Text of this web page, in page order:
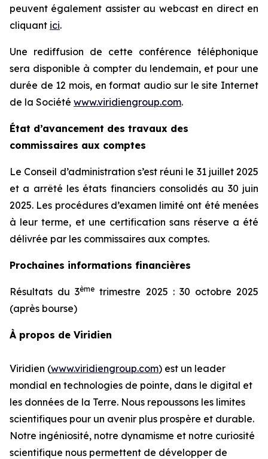
peuvent également assister au webcast en direct en
cliquant ici.
Une rediffusion de cette conférence téléphonique
sera disponible à compter du lendemain, et pour une
durée de 12 mois, en format audio sur le site Internet
de la Société www.viridiengroup.com.
État d’avancement des travaux des
commissaires aux comptes
Le Conseil d’administration s’est réuni le 31 juillet 2025
et a arrêté les états financiers consolidés au 30 juin
2025. Les procédures d’examen limité ont été menées
à leur terme, et une certification sans réserve a été
délivrée par les commissaires aux comptes.
Prochaines informations financières
Résultats du 3ème trimestre 2025 : 30 octobre 2025
(après bourse)
À propos de Viridien
Viridien (www.viridiengroup.com) est un leader
mondial en technologies de pointe, dans le digital et
les données de la Terre. Nous repoussons les limites
scientifiques pour un avenir plus prospère et durable.
Notre ingéniosité, notre dynamisme et notre curiosité
scientifique nous permettent de développer de